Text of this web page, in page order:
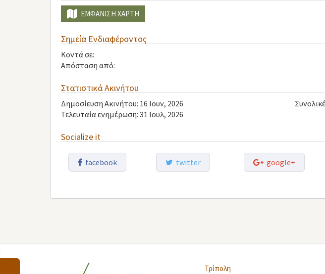
ΕΜΦΆΝΙΣΗ ΧΆΡΤΗ
Σημεία Ενδιαφέροντος
Κοντά σε:
Απόσταση από:
Στατιστικά Ακινήτου
Δημοσίευση Ακινήτου: 16 Ιουν, 2026
Τελευταία ενημέρωση: 31 Ιουλ, 2026
Socialize it
facebook twitter google+
Τρίπολη